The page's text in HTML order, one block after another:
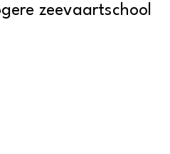
zeevaartschool